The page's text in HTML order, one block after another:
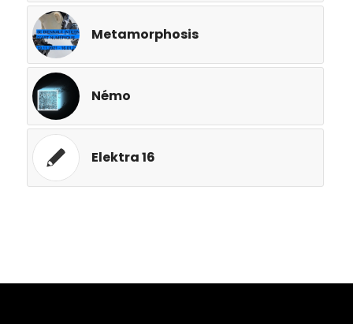
Metamorphosis
Némo
Elektra 16